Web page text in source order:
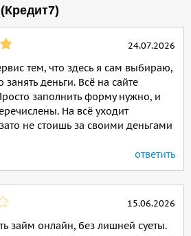
24.07.2026
тем, что здесь я сам выбираю,
деньги. Всё на сайте
заполнить форму нужно, и
На всё уходит
не стоишь за своими деньгами
ответить
15.06.2026
займ онлайн, без лишней суеты.